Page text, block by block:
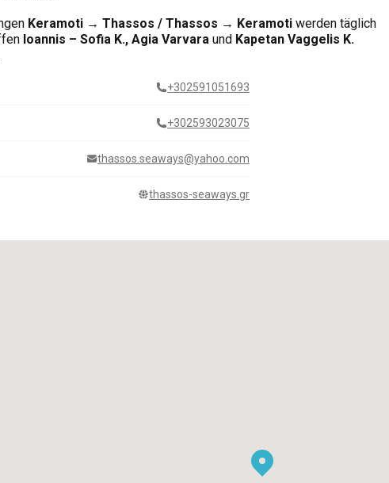
Keramoti → Thassos / Thassos → Keramoti werden täglich
Ioannis – Sofia K., Agia Varvara und Kapetan Vaggelis K.
+302591051693
+302593023075
thassos.seaways@yahoo.com
thassos-seaways.gr